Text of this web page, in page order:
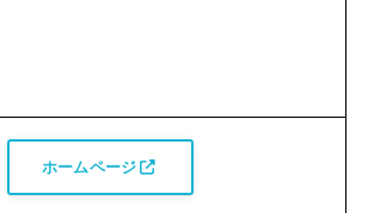
ホームページ